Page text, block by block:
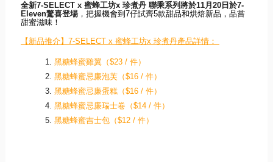
全新7-SELECT x 蜜蜂工坊x 珍煮丹 聯乘系列將於11月 20日於7-
Eleven驚喜登場， 把握機會到 7仔試齊5款甜品和烘焙新品， 品嘗
甜蜜滋味！
【新品推介】7-SELECT x 蜜蜂工坊x 珍煮丹產品詳情：
黑糖蜂蜜雞翼（$23 / 件）
黑糖蜂蜜忌廉泡芙（$16 / 件）
黑糖蜂蜜忌廉蛋糕（$16 / 件）
黑糖蜂蜜忌廉瑞士卷（$14 / 件）
黑糖蜂蜜吉士包（$12 / 件）